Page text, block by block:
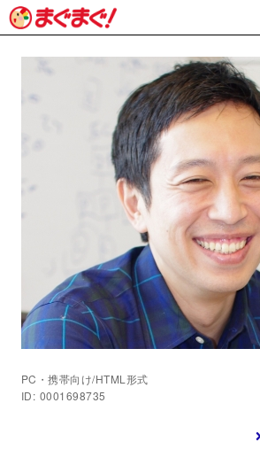
PC・携帯向け/HTML形式
ID: 0001698735